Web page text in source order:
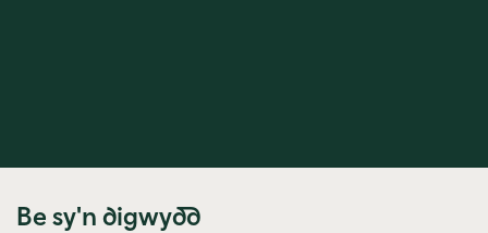
Be sy'n digwydd